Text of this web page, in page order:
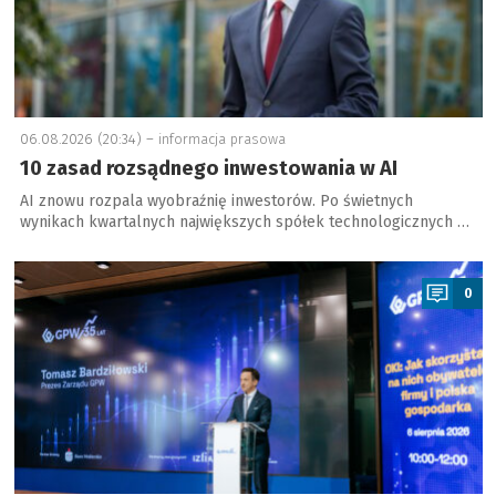
06.08.2026 (20:34) – informacja prasowa
10 zasad rozsądnego inwestowania w AI
AI znowu rozpala wyobraźnię inwestorów. Po świetnych
wynikach kwartalnych największych spółek technologicznych …
a
0